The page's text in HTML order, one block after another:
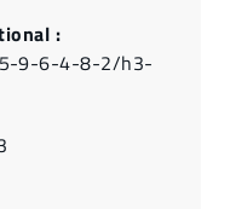
:
5-9-6-4-8-2/h3-